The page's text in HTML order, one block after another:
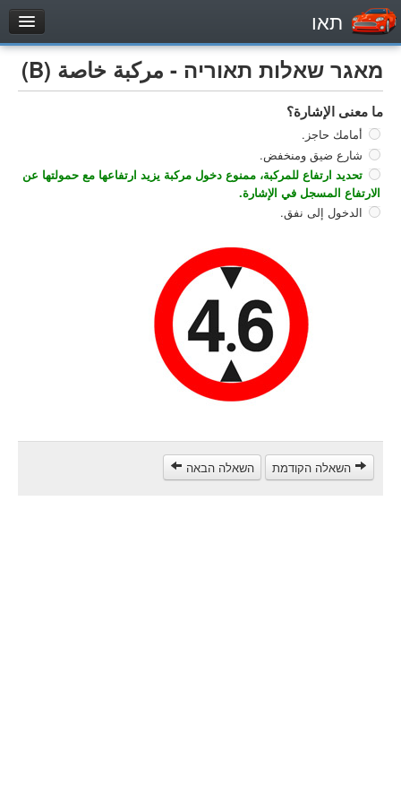
תאו
עמוד הבית
מבחן
مركبة خاصة (B)
دراجة نارية (A)
تراكتور (1)
مركبة شحن خفيف (C1)
مركبة شحن ثقيل (C)
مركبة خاصة (B)
مركبة شحن خفيف (C1)
مركبة عمومية (D)
קורס תאוריה
מאגר שאלות תאוריה - مركبة خاصة (B)
ما معنى الإشارة؟
أمامك حاجز.
شارع ضيق ومنخفض.
تحديد ارتفاع للمركبة، ممنوع دخول مركبة يزيد ارتفاعها مع حمولتها عن
الارتفاع المسجل في الإشارة.
الدخول إلى نفق.
השאלה הקודמת השאלה הבאה